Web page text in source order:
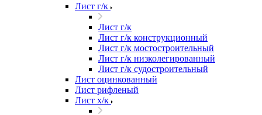
Лист г/к
Лист г/к
Лист г/к конструкционный
Лист г/к мостостроительный
Лист г/к низколегированный
Лист г/к судостроительный
Лист оцинкованный
Лист рифленый
Лист х/к